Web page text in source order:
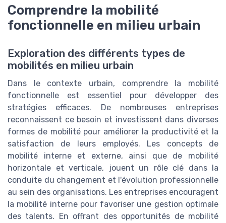
Comprendre la mobilité
fonctionnelle en milieu urbain
Exploration des différents types de
mobilités en milieu urbain
Dans le contexte urbain, comprendre la mobilité
fonctionnelle est essentiel pour développer des
stratégies efficaces. De nombreuses entreprises
reconnaissent ce besoin et investissent dans diverses
formes de mobilité pour améliorer la productivité et la
satisfaction de leurs employés. Les concepts de
mobilité interne et externe, ainsi que de mobilité
horizontale et verticale, jouent un rôle clé dans la
conduite du changement et l'évolution professionnelle
au sein des organisations. Les entreprises encouragent
la mobilité interne pour favoriser une gestion optimale
des talents. En offrant des opportunités de mobilité